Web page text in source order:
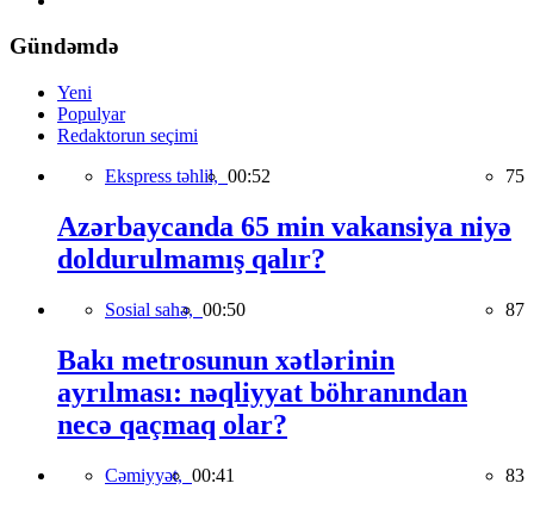
Gündəmdə
Yeni
Populyar
Redaktorun seçimi
Ekspress təhlil, 00:52 75
Azərbaycanda 65 min vakansiya niyə
doldurulmamış qalır?
Sosial sahə, 00:50 87
Bakı metrosunun xətlərinin
ayrılması: nəqliyyat böhranından
necə qaçmaq olar?
Cəmiyyət, 00:41 83